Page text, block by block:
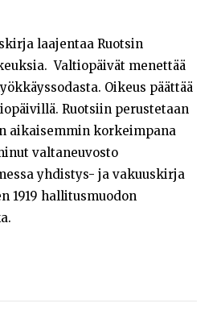
laajentaa Ruotsin
Valtiopäivät menettää
Oikeus päättää
Ruotsiin perustetaan
aikaisemmin korkeimpana
valtaneuvosto
yhdistys- ja vakuuskirja
1919 hallitusmuodon